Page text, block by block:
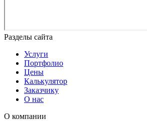
Разделы сайта
Услуги
Портфолио
Цены
Калькулятор
Заказчику
О нас
О компании